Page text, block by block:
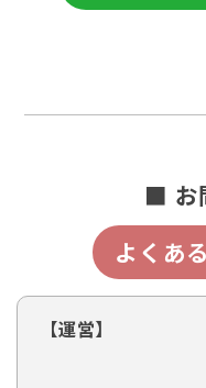
■ お
よくあ
【運営】